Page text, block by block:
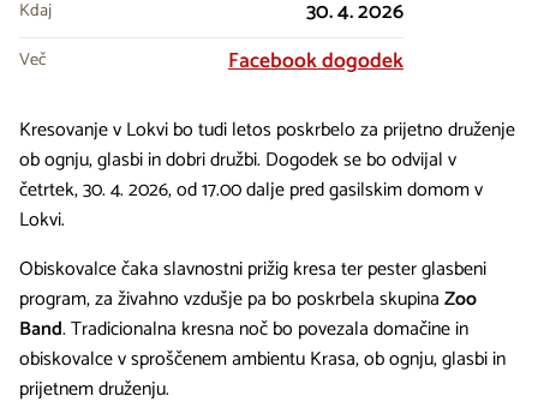
Kdaj 30. 4. 2026
Več Facebook dogodek
Kresovanje v Lokvi bo tudi letos poskrbelo za prijetno druženje
ob ognju, glasbi in dobri družbi. Dogodek se bo odvijal v
četrtek, 30. 4. 2026, od 17.00 dalje pred gasilskim domom v
Lokvi.
Obiskovalce čaka slavnostni prižig kresa ter pester glasbeni
program, za živahno vzdušje pa bo poskrbela skupinaZoo
Band. Tradicionalna kresna noč bo povezala domačine in
obiskovalce v sproščenem ambientu Krasa, ob ognju, glasbi in
prijetnem druženju.